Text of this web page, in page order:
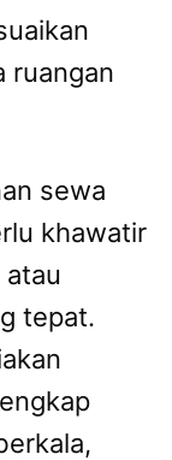
ruangan
sewa
khawatir
tepat.